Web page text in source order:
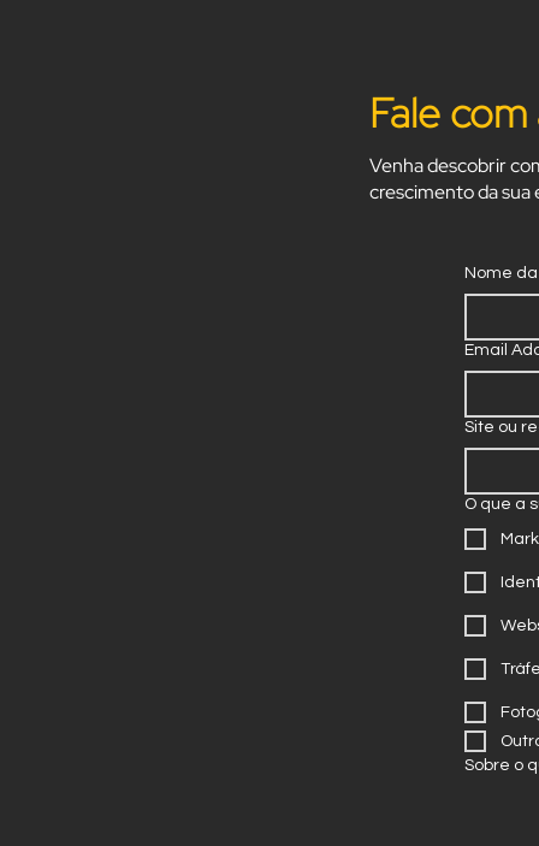
Fale com
Venha descobrir
crescimento da sua
Nome
Email
Site ou
O que a
Sobre o